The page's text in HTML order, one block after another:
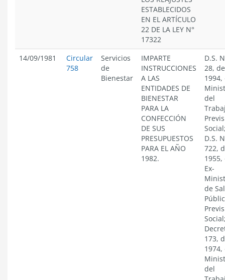
ESTABLECIDOS
EN EL ARTÍCULO
22 DE LA LEY N°
17322
14/09/1981
Circular
758
Servicios
de
Bienestar
IMPARTE
INSTRUCCIONES
A LAS
ENTIDADES DE
BIENESTAR
PARA LA
CONFECCIÓN
DE SUS
PRESUPUESTOS
PARA EL AÑO
1982.
D.S.
28, de
1994,
del
D.S.
722,
1955,
Ex-
de
173,
1974,
del